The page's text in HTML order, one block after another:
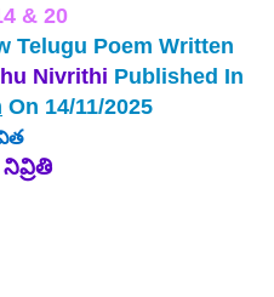
& 20
Telugu Poem Written
Nivrithi Published In
On 14/11/2025